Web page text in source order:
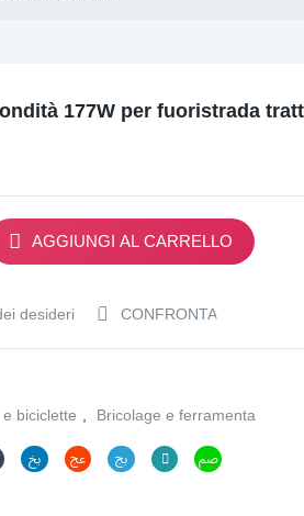
177W per fuoristrada
AGGIUNGI AL CARRELLO
desideri CONFRONTA
biciclette Bricolage e ferramenta